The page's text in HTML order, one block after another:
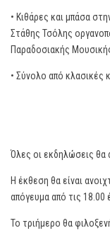
• Κιθάρες και μπάσα
Στάθης Τσόλης
Παραδοσιακής
• Σύνολο από κλασικές
Όλες οι εκδηλώσεις θα
Η έκθεση θα είναι
απόγευμα από τις 18.00
Το τριήμερο θα